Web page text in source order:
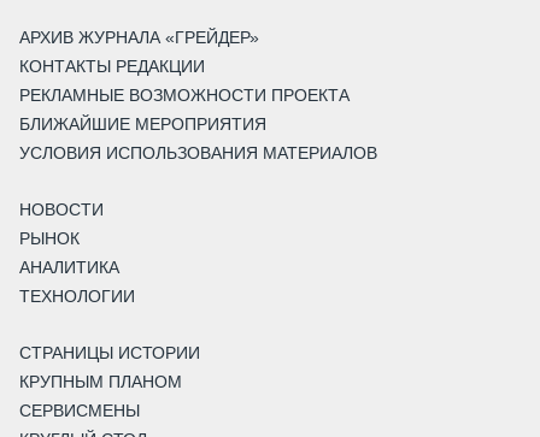
АРХИВ ЖУРНАЛА «ГРЕЙДЕР»
КОНТАКТЫ РЕДАКЦИИ
РЕКЛАМНЫЕ ВОЗМОЖНОСТИ ПРОЕКТА
БЛИЖАЙШИЕ МЕРОПРИЯТИЯ
УСЛОВИЯ ИСПОЛЬЗОВАНИЯ МАТЕРИАЛОВ
НОВОСТИ
РЫНОК
АНАЛИТИКА
ТЕХНОЛОГИИ
СТРАНИЦЫ ИСТОРИИ
КРУПНЫМ ПЛАНОМ
СЕРВИСМЕНЫ